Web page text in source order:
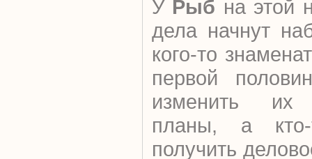
У Рыб на этой
дела начнут
кого-то
первой
изменить их
планы, а
получить